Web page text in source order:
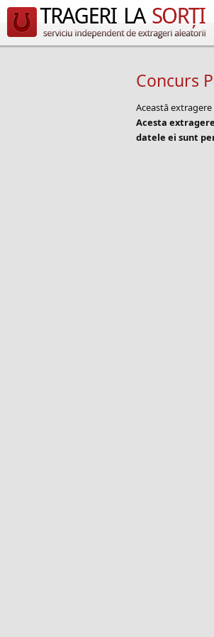
Concurs
Această
Acesta
datele ei sunt